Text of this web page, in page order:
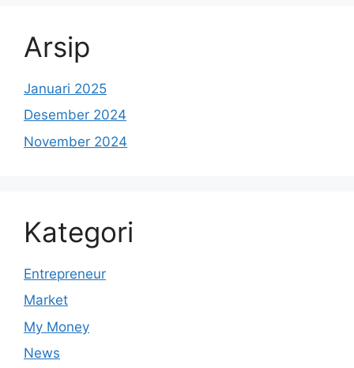
Arsip
Januari 2025
Desember 2024
November 2024
Kategori
Entrepreneur
Market
My Money
News